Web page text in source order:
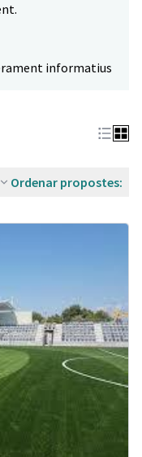
informatius
Ordenar propostes: